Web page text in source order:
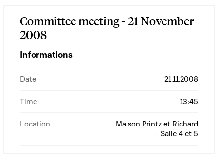
Committee meeting - 21 November
2008
Informations
Date 21.11.2008
Time 13:45
Location
Maison Printz et Richard
- Salle 4 et 5